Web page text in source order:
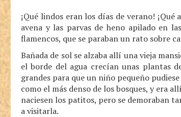
¡Qué lindos eran los días de verano!
avena y las parvas de heno apilado en
flamencos, que se paraban un rato sobre
Bañada de sol se alzaba allí una vieja
el borde del agua crecían unas plantas
grandes para que un niño pequeño
como el más denso de los bosques, y era
naciesen los patitos, pero se demoraban
a visitarla.